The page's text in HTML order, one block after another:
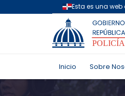
Inicio Sobre